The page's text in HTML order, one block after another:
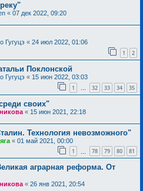
« 07 дек 2022, 09:20
Гугуцэ « 24 июл 2022, 01:06
1 2
Поклонской
Гугуцэ « 15 июн 2022, 03:03
1 … 32 33 34 35
своих"
« 15 июн 2021, 22:18
Технология невозможного"
« 01 май 2021, 00:00
1 78 79 80 81
аграрная реформа. От
« 26 янв 2021, 20:54